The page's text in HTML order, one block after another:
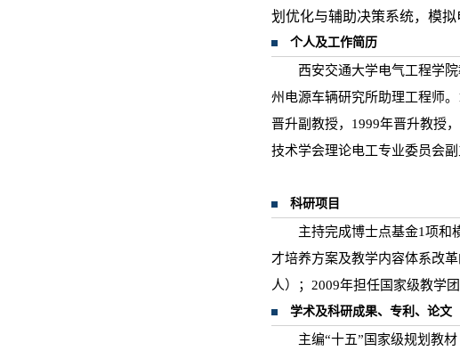
划优化与辅助决策系统，模
个人及工作简历
西安交通大学电气工程学
州电源车辆研究所助理工程师
晋升副教授，1999年晋升教授
技术学会理论电工专业委员会
科研项目
主持完成博士点基金1项和
才培养方案及教学内容体系改
人）；2009年担任国家级教学
学术及科研成果、专利、论文
主编“十五”国家级规划教